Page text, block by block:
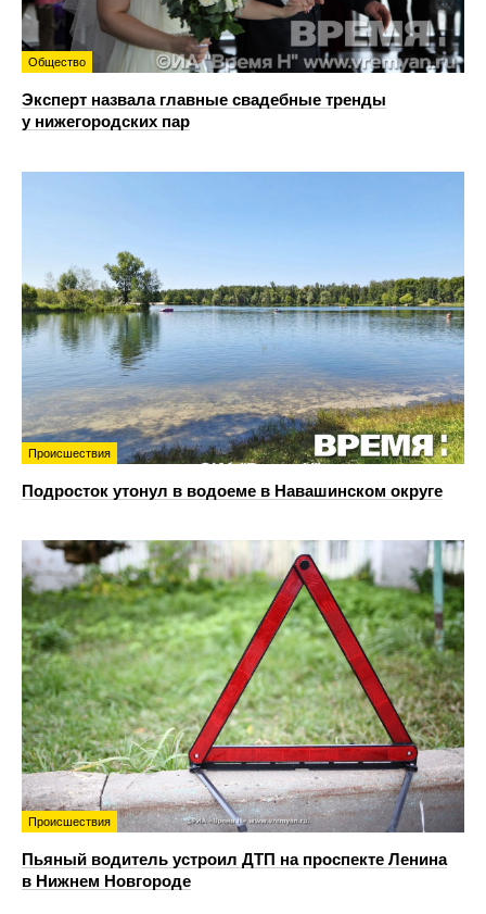
Общество
Эксперт назвала главные свадебные тренды
у нижегородских пар
Происшествия
Подросток утонул в водоеме в Навашинском округе
Происшествия
Пьяный водитель устроил ДТП на проспекте Ленина
в Нижнем Новгороде